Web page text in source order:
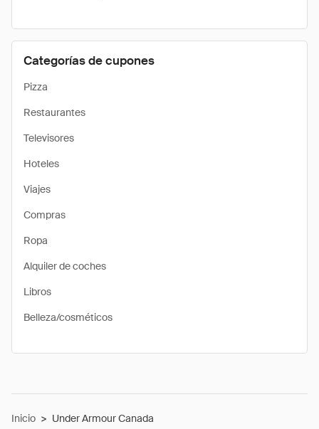
Categorías de cupones
Pizza
Restaurantes
Televisores
Hoteles
Viajes
Compras
Ropa
Alquiler de coches
Libros
Belleza/cosméticos
Inicio > Under Armour Canada